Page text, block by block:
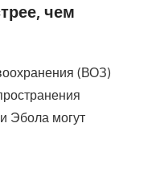
чем
(ВОЗ)
Эбола могут